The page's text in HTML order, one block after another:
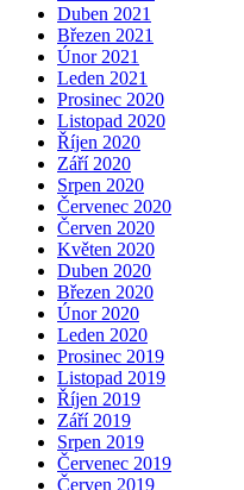
Duben 2021
Březen 2021
Únor 2021
Leden 2021
Prosinec 2020
Listopad 2020
Říjen 2020
Září 2020
Srpen 2020
Červenec 2020
Červen 2020
Květen 2020
Duben 2020
Březen 2020
Únor 2020
Leden 2020
Prosinec 2019
Listopad 2019
Říjen 2019
Září 2019
Srpen 2019
Červenec 2019
Červen 2019